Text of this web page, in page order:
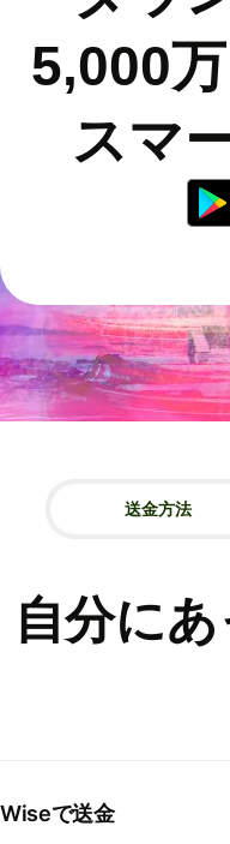
5,000
スマ
送金方法
自分に
Wiseで送金